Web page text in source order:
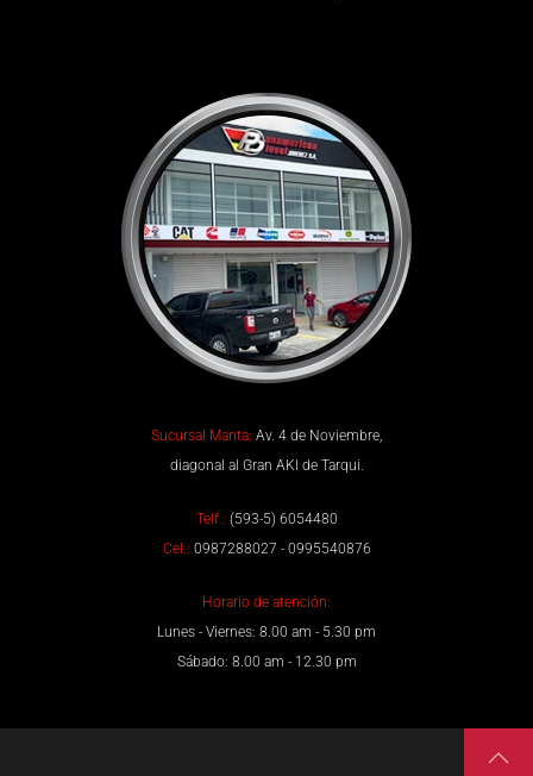
Sucursal Manta: Av. 4 de Noviembre,
diagonal al Gran AKI de Tarqui.
Telf.: (593-5) 6054480
Cel.: 0987288027 - 0995540876
Horario de atención:
Lunes - Viernes: 8.00 am - 5.30 pm
Sábado: 8.00 am - 12.30 pm